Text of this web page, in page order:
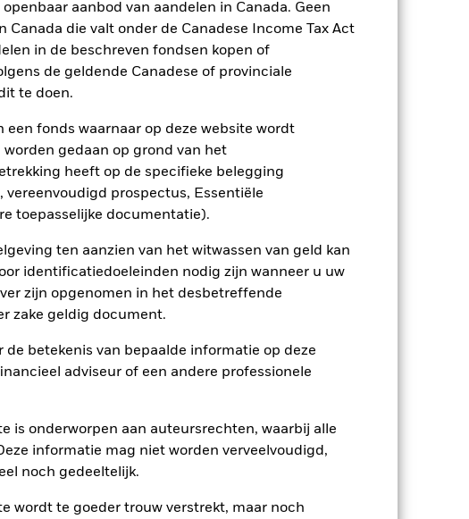
aanbod van aandelen in Canada. Geen
Canada die valt onder de Canadese Income Tax Act
in de beschreven fondsen kopen of
de geldende Canadese of provinciale
te doen.
een fonds waarnaar op deze website wordt
gedaan op grond van het
heeft op de specifieke belegging
prospectus, Essentiële
toepasselijke documentatie).
ten aanzien van het witwassen van geld kan
identificatiedoeleinden nodig zijn wanneer u uw
zijn opgenomen in het desbetreffende
zake geldig document.
de betekenis van bepaalde informatie op deze
adviseur of een andere professionele
is onderworpen aan auteursrechten, waarbij alle
informatie mag niet worden verveelvoudigd,
noch gedeeltelijk.
wordt te goeder trouw verstrekt, maar noch
een aanzienlijk invloed op de prestaties van
de kredietrating kunnen het risiconiveau
zijn aan een verhoogd risico op vervroegde
beleggers lopen gedurende elke periode
activiteiten die niet in overeenstemming zijn
en een dergelijke screening kan een
zonder een dergelijke screening.
betekent dat er onvoldoende kopers of
USD
5,00%